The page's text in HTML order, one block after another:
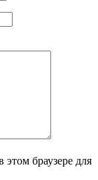
браузере для